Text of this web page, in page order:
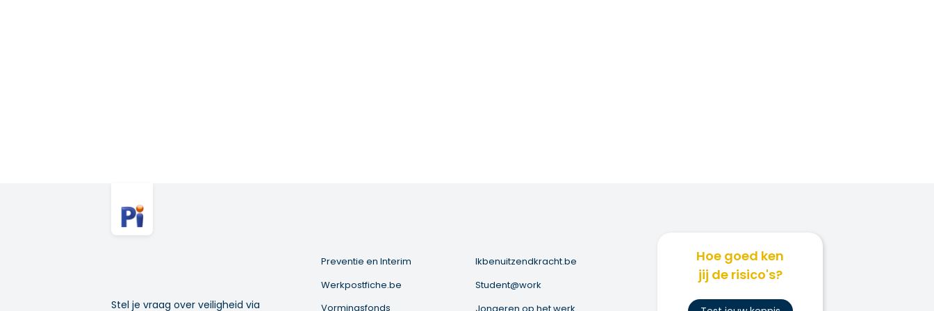
Stel je vraag over veiligheid via
Preventie en Interim
Werkpostfiche.be
Vormingsfonds
Ikbenuitzendkracht.be
Student@work
Hoe goed ken
jij de risico's?